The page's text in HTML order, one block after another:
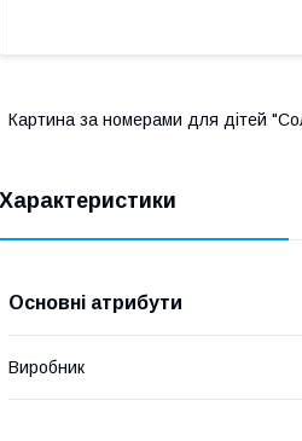
Картина за номерами для дітей
Характеристики
Основні атрибути
Виробник